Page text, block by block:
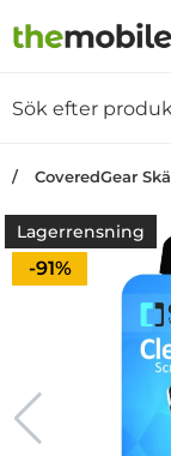
CoveredGear
Lagerrensning
Priset är
-91%